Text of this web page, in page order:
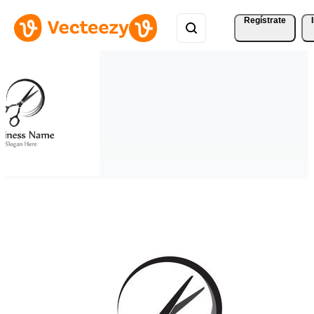
Regístrate